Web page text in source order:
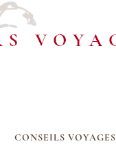
CONSEILS VOYAGES